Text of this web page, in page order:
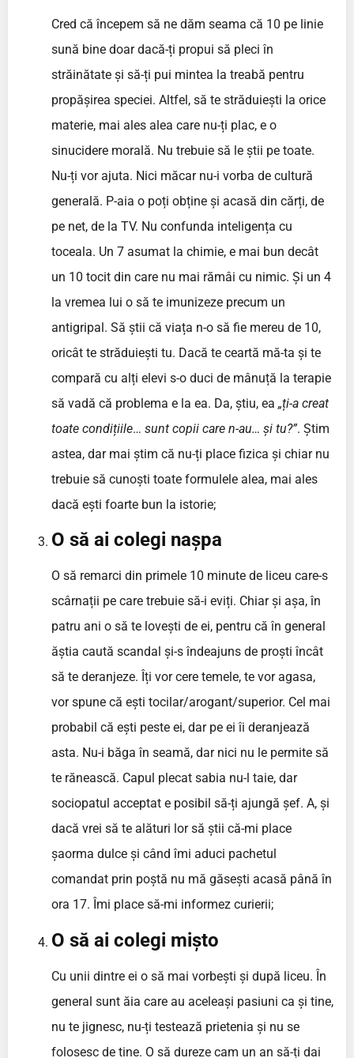
Cred că începem să ne dăm seama că 10 pe linie
sună bine doar dacă-ți propui să pleci în
străinătate și să-ți pui mintea la treabă pentru
propășirea speciei. Altfel, să te străduiești la orice
materie, mai ales alea care nu-ți plac, e o
sinucidere morală. Nu trebuie să le știi pe toate.
Nu-ți vor ajuta. Nici măcar nu-i vorba de cultură
generală. P-aia o poți obține și acasă din cărți, de
pe net, de la TV. Nu confunda inteligența cu
toceala. Un 7 asumat la chimie, e mai bun decât
un 10 tocit din care nu mai rămâi cu nimic. Și un 4
la vremea lui o să te imunizeze precum un
antigripal. Să știi că viața n-o să fie mereu de 10,
oricât te străduiești tu. Dacă te ceartă mă-ta și te
compară cu alți elevi s-o duci de mânuță la terapie
să vadă că problema e la ea. Da, știu, ea „ți-a creat
toate condițiile… sunt copii care n-au… și tu?”. Știm
astea, dar mai știm că nu-ți place fizica și chiar nu
trebuie să cunoști toate formulele alea, mai ales
dacă ești foarte bun la istorie;
O să ai colegi nașpa
O să remarci din primele 10 minute de liceu care-s
scârnații pe care trebuie să-i eviți. Chiar și așa, în
patru ani o să te lovești de ei, pentru că în general
ăștia caută scandal și-s îndeajuns de proști încât
să te deranjeze. Îți vor cere temele, te vor agasa,
vor spune că ești tocilar/arogant/superior. Cel mai
probabil că ești peste ei, dar pe ei îi deranjează
asta. Nu-i băga în seamă, dar nici nu le permite să
te rănească. Capul plecat sabia nu-l taie, dar
sociopatul acceptat e posibil să-ți ajungă șef. A, și
dacă vrei să te alături lor să știi că-mi place
șaorma dulce și când îmi aduci pachetul
comandat prin poștă nu mă găsești acasă până în
ora 17. Îmi place să-mi informez curierii;
O să ai colegi mișto
Cu unii dintre ei o să mai vorbești și după liceu. În
general sunt ăia care au aceleași pasiuni ca și tine,
nu te jignesc, nu-ți testează prietenia și nu se
folosesc de tine. O să dureze cam un an să-ți dai